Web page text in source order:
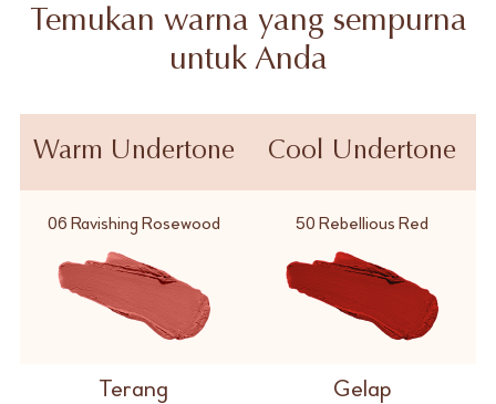
Temukan warna yang sempurna
untuk Anda
Warm Undertone Cool Undertone
06 Ravishing Rosewood 50 Rebellious Red
Terang Gelap